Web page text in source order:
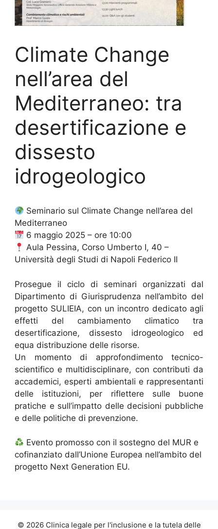
Climate Change
nell’area del
Mediterraneo: tra
desertificazione e
dissesto
idrogeologico
Seminario sul Climate Change nell’area del
Mediterraneo
6 maggio 2025 – ore 10:00
Aula Pessina, Corso Umberto I, 40 –
Università degli Studi di Napoli Federico II
Prosegue il ciclo di seminari organizzati dal
Dipartimento di Giurisprudenza nell’ambito del
progetto SULIEIA, con un incontro dedicato agli
effetti del cambiamento climatico tra
desertificazione, dissesto idrogeologico ed
equa distribuzione delle risorse.
Un momento di approfondimento tecnico-
scientifico e multidisciplinare, con contributi da
accademici, esperti ambientali e rappresentanti
delle istituzioni, per riflettere sulle buone
pratiche e sull’impatto delle decisioni pubbliche
e delle politiche di prevenzione.
Evento promosso con il sostegno del MUR e
cofinanziato dall’Unione Europea nell’ambito del
progetto Next Generation EU.
© 2026 Clinica legale per l'inclusione e la tutela delle